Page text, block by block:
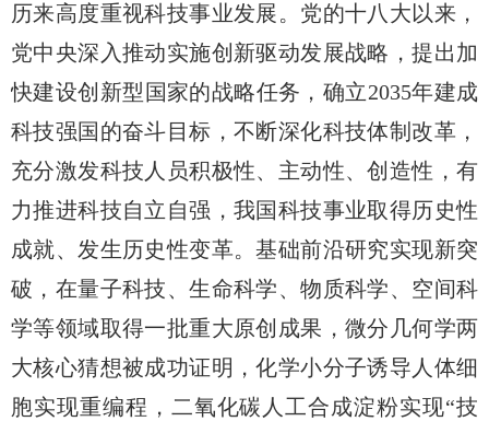
历来高度重视科技事业发展。党的十八大以来，
党中央深入推动实施创新驱动发展战略，提出加
快建设创新型国家的战略任务，确立2035年建成
科技强国的奋斗目标，不断深化科技体制改革，
充分激发科技人员积极性、主动性、创造性，有
力推进科技自立自强，我国科技事业取得历史性
成就、发生历史性变革。基础前沿研究实现新突
破，在量子科技、生命科学、物质科学、空间科
学等领域取得一批重大原创成果，微分几何学两
大核心猜想被成功证明，化学小分子诱导人体细
胞实现重编程，二氧化碳人工合成淀粉实现“技